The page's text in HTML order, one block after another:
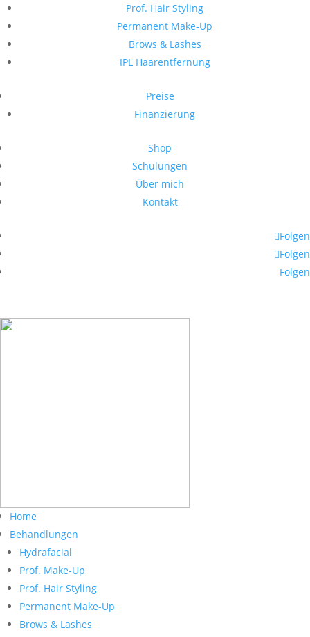
Prof. Hair Styling
Permanent Make-Up
Brows & Lashes
IPL Haarentfernung
Preise
Finanzierung
Shop
Schulungen
Über mich
Kontakt
Folgen
Folgen
Folgen
Home
Behandlungen
Hydrafacial
Prof. Make-Up
Prof. Hair Styling
Permanent Make-Up
Brows & Lashes